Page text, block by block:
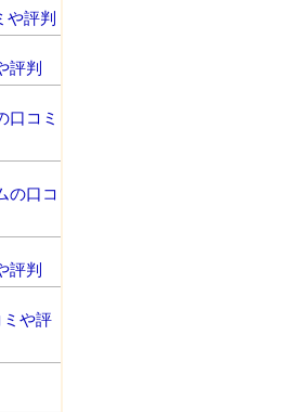
や評判
評判
口コミ
の口コ
評判
や評